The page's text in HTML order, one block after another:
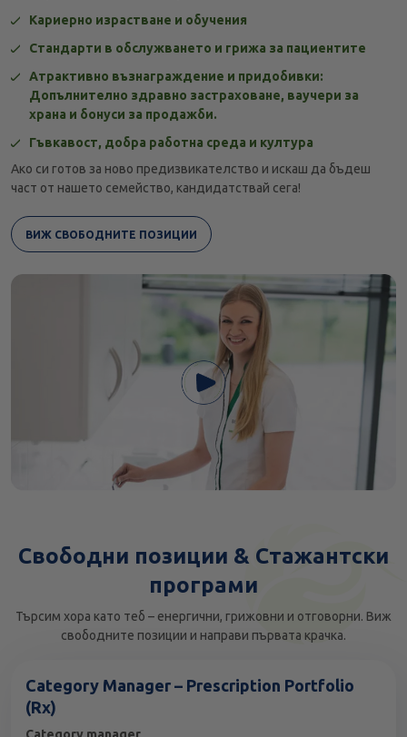
Кариерно израстване и обучения
Стандарти в обслужването и грижа за пациентите
Атрактивно възнаграждение и придобивки:
Допълнително здравно застраховане, ваучери за
храна и бонуси за продажби.
Гъвкавост, добра работна среда и култура
Ако си готов за ново предизвикателство и искаш да бъдеш
част от нашето семейство, кандидатствай сега!
ВИЖ СВОБОДНИТЕ ПОЗИЦИИ
Свободни позиции & Стажантски
програми
Търсим хора като теб – енергични, грижовни и отговорни. Виж
свободните позиции и направи първата крачка.
Category Manager – Prescription Portfolio
(Rx)